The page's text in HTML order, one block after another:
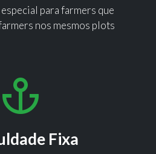
para farmers que
nos mesmos plots
Fixa